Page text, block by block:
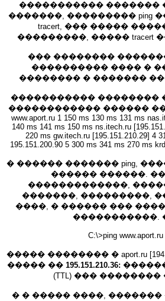
����������� �������
�������, ��������� ping
tracert, ��� �����
���������, ����� tracert
��� ��������
���������� ���� �
�������� � �������
����������� �������� �
������������ ������
www.aport.ru 1 150 ms 130 ms 131 ms
140 ms 141 ms 150 ms ns.itech.ru
220 ms gw.itech.ru [195.151.210.29] 4
195.151.200.90 5 300 ms 341 ms 270 ms
� ������ ������� ping,
������ ������.
�������������,
�������, ���������,
����, � ������ ���
�����������.
C:\>ping www.aport.ru
����� �������� � aport.ru
����� �� 195.151.210.36:
(TTL) ���
� � ����� ����,